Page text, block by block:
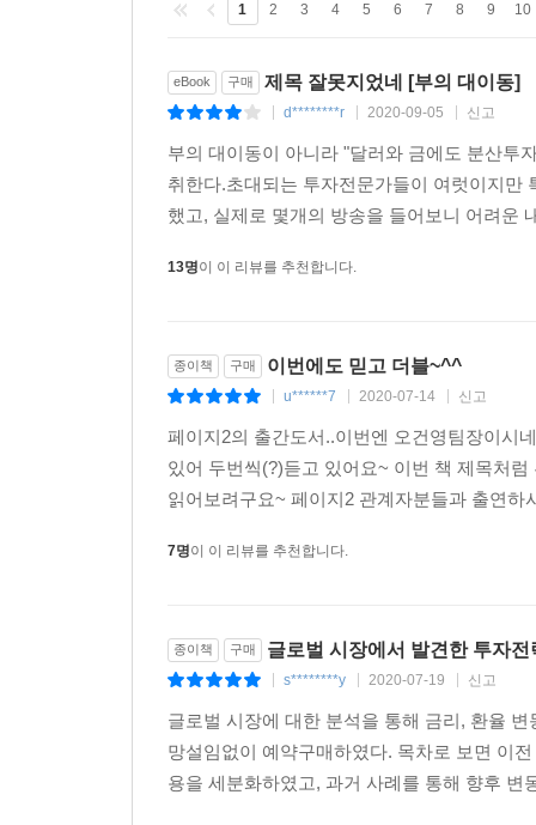
1 2 3 4 5 6 7 8 9 10
eBook 구매 제목 잘못지었네 [부의 대이동]
d********r 2020-09-05 신고
부의 대이동이 아니라 "달러와 금에도 분산투
취한다.초대되는 투자전문가들이 여럿이지만
했고, 실제로 몇개의 방송을 들어보니 어려운
13명이 이 리뷰를 추천합니다.
종이책 구매 이번에도 믿고 더블~^^
u******7 2020-07-14 신고
페이지2의 출간도서..이번엔 오건영팀장이시
있어 두번씩(?)듣고 있어요~ 이번 책 제목처
읽어보려구요~ 페이지2 관계자분들과 출연
7명이 이 리뷰를 추천합니다.
종이책 구매 글로벌 시장에서 발견한 투자전
s********y 2020-07-19 신고
글로벌 시장에 대한 분석을 통해 금리, 환율
망설임없이 예약구매하였다. 목차로 보면 이
용을 세분화하였고, 과거 사례를 통해 향후